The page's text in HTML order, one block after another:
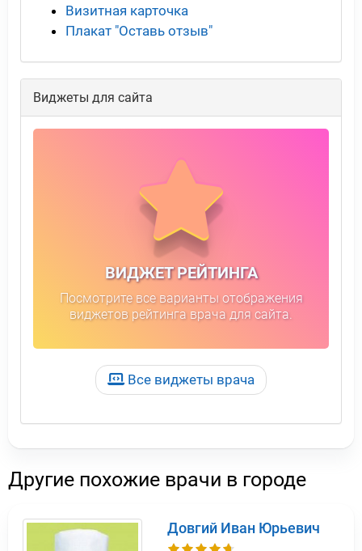
Визитная карточка
Плакат "Оставь отзыв"
Виджеты для сайта
ВИДЖЕТ РЕЙТИНГА
Посмотрите все варианты отображения
виджетов рейтинга врача для сайта.
Все виджеты врача
Другие похожие врачи в городе
Довгий Иван Юрьевич